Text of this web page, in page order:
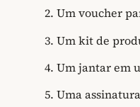
Um voucher
Um kit de
Um jantar em
Uma